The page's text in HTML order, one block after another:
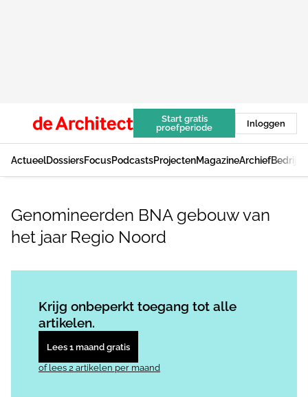
Start gratis
proefperiode
Inloggen
ActueelDossiersFocusPodcastsProjectenMagazineArchief
Genomineerden BNA gebouw van
het jaar Regio Noord
Krijg onbeperkt toegang tot alle
artikelen.
Lees 1 maand gratis
of lees 2 artikelen per maand